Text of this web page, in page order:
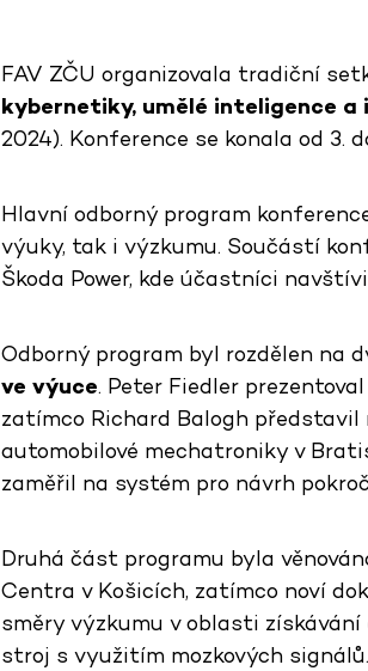
FAV ZČU organizovala tradiční
kybernetiky, umělé inteligence a
2024). Konference se konala od 3.
Hlavní odborný program
výuky, tak i výzkumu. Součástí
Škoda Power, kde účastníci
Odborný program byl rozdělen na
ve výuce. Peter Fiedler
zatímco Richard Balogh
automobilové mechatroniky v
zaměřil na systém pro návrh
Druhá část programu byla
Centra v Košicích, zatímco noví
směry výzkumu v oblasti
stroj s využitím mozkových signálů.